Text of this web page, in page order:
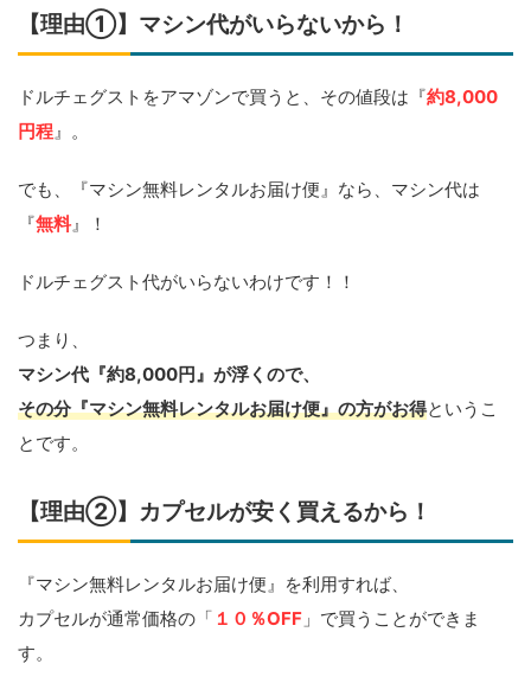
【理由①】マシン代がいらないから！
ドルチェグストをアマゾンで買うと、その値段は『約8,000
円程』。
でも、『マシン無料レンタルお届け便』なら、マシン代は
『無料』！
ドルチェグスト代がいらないわけです！！
つまり、
マシン代『約8,000円』が浮くので、
その分『マシン無料レンタルお届け便』の方がお得というこ
とです。
【理由②】カプセルが安く買えるから！
『マシン無料レンタルお届け便』を利用すれば、
カプセルが通常価格の「 １０％OFF 」で買うことができま
す。